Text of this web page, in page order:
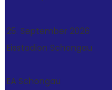
25. September 2026
Eisstadion Schongau
EA Schongau